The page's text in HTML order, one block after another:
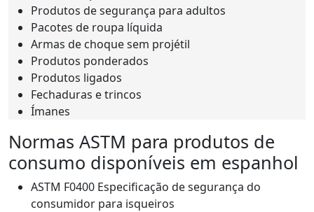
Produtos de segurança para adultos
Pacotes de roupa líquida
Armas de choque sem projétil
Produtos ponderados
Produtos ligados
Fechaduras e trincos
Ímanes
Normas ASTM para produtos de
consumo disponíveis em espanhol
ASTM F0400 Especificação de segurança do
consumidor para isqueiros